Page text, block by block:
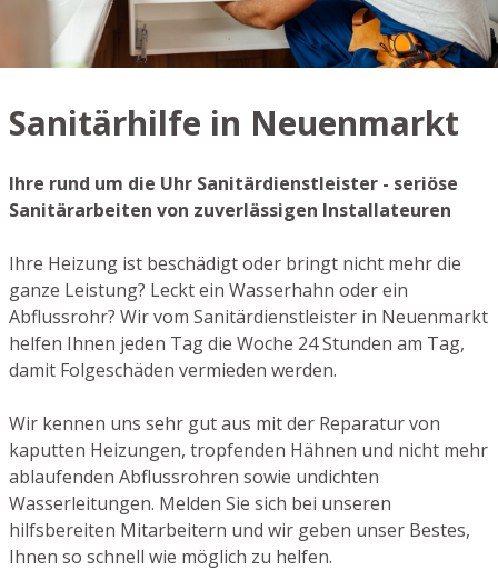
Sanitärhilfe in Neuenmarkt
Ihre rund um die Uhr Sanitärdienstleister - seriöse
Sanitärarbeiten von zuverlässigen Installateuren
Ihre Heizung ist beschädigt oder bringt nicht mehr die
ganze Leistung? Leckt ein Wasserhahn oder ein
Abflussrohr? Wir vom Sanitärdienstleister in Neuenmarkt
helfen Ihnen jeden Tag die Woche 24 Stunden am Tag,
damit Folgeschäden vermieden werden.
Wir kennen uns sehr gut aus mit der Reparatur von
kaputten Heizungen, tropfenden Hähnen und nicht mehr
ablaufenden Abflussrohren sowie undichten
Wasserleitungen. Melden Sie sich bei unseren
hilfsbereiten Mitarbeitern und wir geben unser Bestes,
Ihnen so schnell wie möglich zu helfen.